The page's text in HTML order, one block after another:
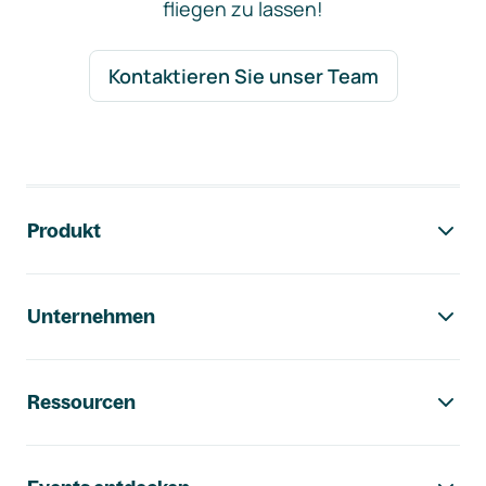
fliegen zu lassen!
Kontaktieren Sie unser Team
Produkt
Unternehmen
Ressourcen